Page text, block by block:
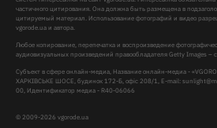
© 2009-2026 vgorode.ua
частичного цитирования. Она должна быть размещена в
цитируемый материал. Использование фотографий и видео
vgorode.ua и автора.
Любое копирование, перепечатка и воспроизведение
аудиовизуальных произведений правообладателя Getty Images –
Субъект в сфере онлайн-медиа, Название онлайн-медиа -
ХАРКІВСЬКЕ ШОСЕ, будинок 172-Б, офіс 208/1, E-mail:
00, Идентификатор медиа - R40-06066